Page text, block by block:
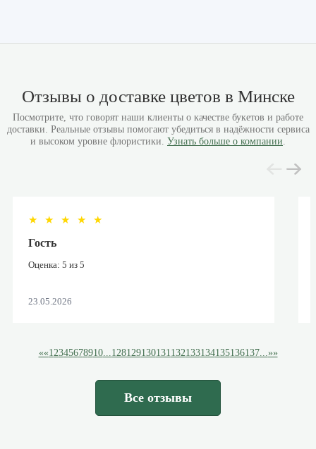
Отзывы о доставке цветов в Минске
Посмотрите, что говорят наши клиенты о качестве букетов и работе
доставки. Реальные отзывы помогают убедиться в надёжности сервиса
и высоком уровне флористики. Узнать больше о компании.
★ ★ ★ ★ ★
Гость
Оценка: 5 из 5
23.05.2026
««12345678910...128129130131132133134135136137...»»
Все отзывы